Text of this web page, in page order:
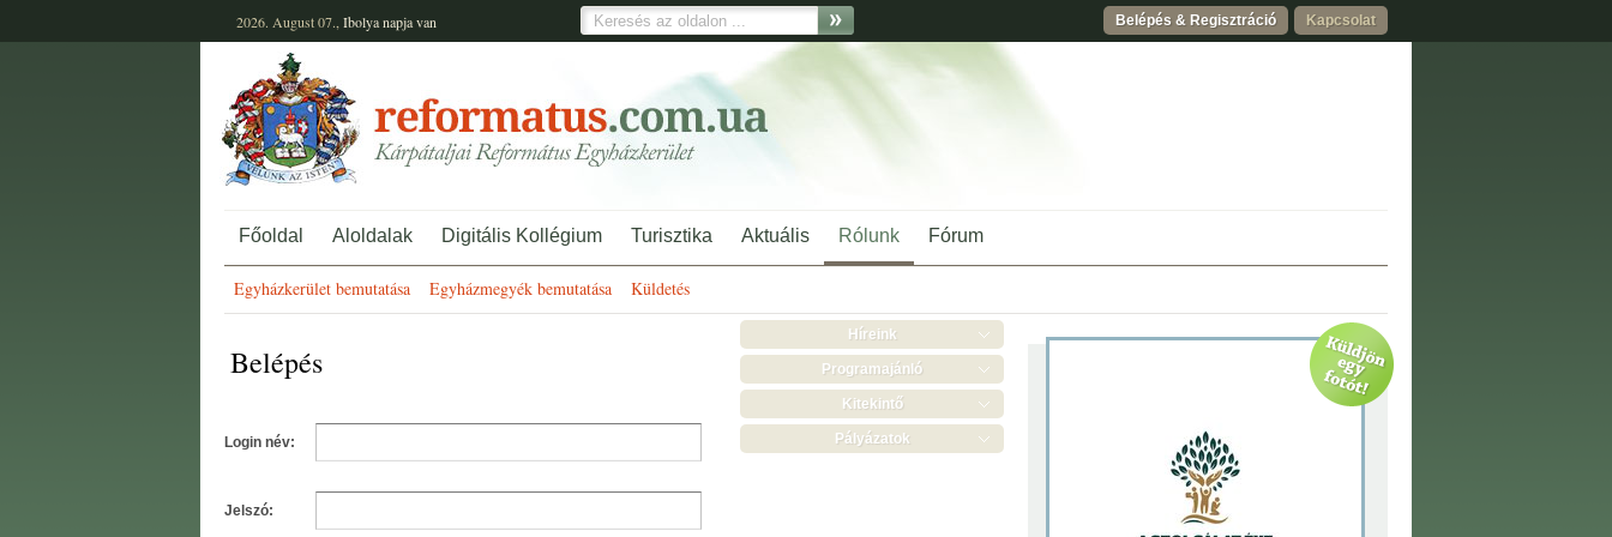
Belépés & Regisztráció Kapcsolat
2026. August 07., Ibolyanapja van
Főoldal Aloldalak Digitális Kollégium Turisztika Aktuális Rólunk Fórum
Egyházkerület bemutatása Egyházmegyék bemutatása Küldetés
Belépés
Login név:
Jelszó:
Híreink
Programajánló
Kitekintő
Pályázatok